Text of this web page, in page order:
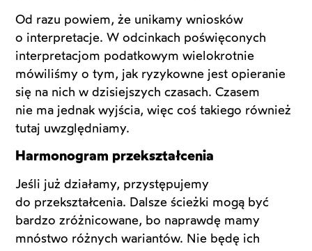
Od razu powiem, że unikamy wniosków
o interpretacje. W odcinkach poświęconych
interpretacjom podatkowym wielokrotnie
mówiliśmy o tym, jak ryzykowne jest opieranie
się na nich w dzisiejszych czasach. Czasem
nie ma jednak wyjścia, więc coś takiego również
tutaj uwzględniamy.
Harmonogram przekształcenia
Jeśli już działamy, przystępujemy
do przekształcenia. Dalsze ścieżki mogą być
bardzo zróżnicowane, bo naprawdę mamy
mnóstwo różnych wariantów. Nie będę ich